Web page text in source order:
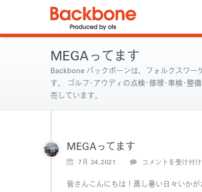
MEGAってます
Backbone バックボーンは、フォルクスワ
す。 ゴルフ･アウディの点検･修理･車検･整
売しています。
MEGAってます
7月 24,2021
M
G
コメントを受け付
皆さんこんにちは！蒸し暑い日々いか